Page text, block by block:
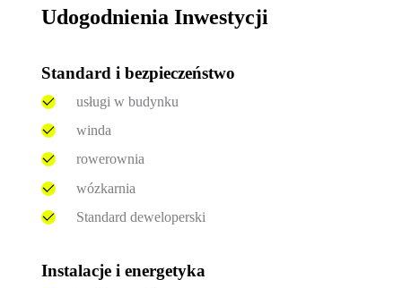
Udogodnienia Inwestycji
Standard i bezpieczeństwo
usługi w budynku
winda
rowerownia
wózkarnia
Standard deweloperski
Instalacje i energetyka